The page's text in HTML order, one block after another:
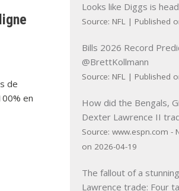
de
en
Looks like Diggs is
Source: NFL Published
Bills 2026 Record
@BrettKollmann
Source: NFL Published
How did the Bengals,
Dexter Lawrence II
Source: www.espn.com -
on 2026-04-19
The fallout of a
Lawrence trade: Four